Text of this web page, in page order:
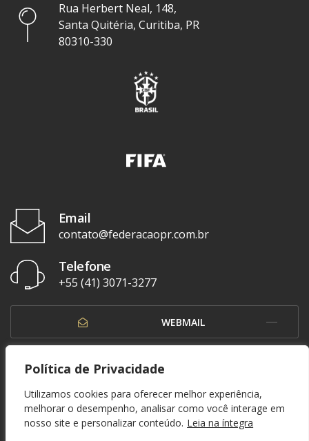
Política de Privacidade
Utilizamos cookies para oferecer melhor experiência,
melhorar o desempenho, analisar como você interage em
nosso site e personalizar conteúdo. Leia na íntegra
Rua Herbert Neal, 148,
Santa Quitéria, Curitiba, PR
80310-330
Email
contato@federacaopr.com.br
Telefone
+55 (41) 3071-3277
WEBMAIL
OUVIDORIA
© 1937 - 2026. Federação Paranaense de Futebol. Todos os direitos reservados. By